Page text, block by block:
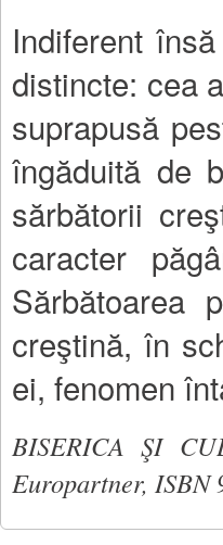
Indiferent
distincte: cea
suprapusă
îngăduită de
sărbătorii
caracter
Sărbătoarea
creştină, în
ei, fenomen
BISERICA ŞI
Europartner, ISBN